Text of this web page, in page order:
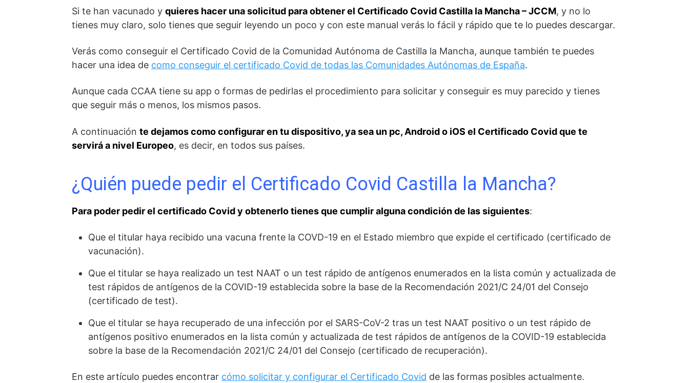
Si te han vacunado y quieres hacer una solicitud para obtener el Certificado Covid Castilla la Mancha – JCCM, y no lo
tienes muy claro, solo tienes que seguir leyendo un poco y con este manual verás lo fácil y rápido que te lo puedes descargar.
Verás como conseguir el Certificado Covid de la Comunidad Autónoma de Castilla la Mancha, aunque también te puedes
hacer una idea de como conseguir el certificado Covid de todas las Comunidades Autónomas de España.
Aunque cada CCAA tiene su app o formas de pedirlas el procedimiento para solicitar y conseguir es muy parecido y tienes
que seguir más o menos, los mismos pasos.
A continuación te dejamos como configurar en tu dispositivo, ya sea un pc, Android o iOS el Certificado Covid que te
servirá a nivel Europeo, es decir, en todos sus países.
¿Quién puede pedir el Certificado Covid Castilla la Mancha?
Para poder pedir el certificado Covid y obtenerlo tienes que cumplir alguna condición de las siguientes:
Que el titular haya recibido una vacuna frente la COVD-19 en el Estado miembro que expide el certificado (certificado de
vacunación).
Que el titular se haya realizado un test NAAT o un test rápido de antígenos enumerados en la lista común y actualizada de
test rápidos de antígenos de la COVID-19 establecida sobre la base de la Recomendación 2021/C 24/01 del Consejo
(certificado de test).
Que el titular se haya recuperado de una infección por el SARS-CoV-2 tras un test NAAT positivo o un test rápido de
antígenos positivo enumerados en la lista común y actualizada de test rápidos de antígenos de la COVID-19 establecida
sobre la base de la Recomendación 2021/C 24/01 del Consejo (certificado de recuperación).
En este artículo puedes encontrar cómo solicitar y configurar el Certificado Covid de las formas posibles actualmente.